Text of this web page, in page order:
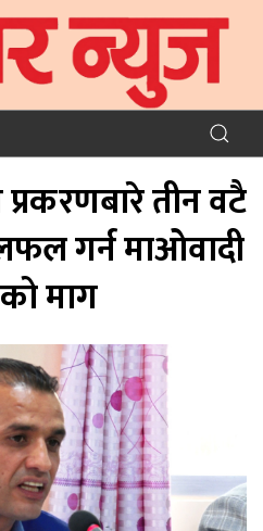
प्रकरणबारे तीन वटै
गर्न माओवादी
माग